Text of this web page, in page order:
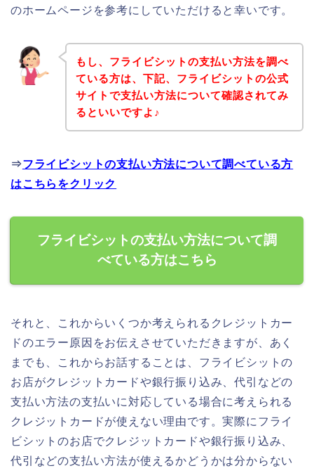
のホームページを参考にしていただけると幸いです。
もし、フライビシットの支払い方法を調べ
ている方は、下記、フライビシットの公式
サイトで支払い方法について確認されてみ
るといいですよ♪
⇒フライビシットの支払い方法について調べている方
はこちらをクリック
フライビシットの支払い方法について調
べている方はこちら
それと、これからいくつか考えられるクレジットカー
ドのエラー原因をお伝えさせていただきますが、あく
までも、これからお話することは、フライビシットの
お店がクレジットカードや銀行振り込み、代引などの
支払い方法の支払いに対応している場合に考えられる
クレジットカードが使えない理由です。実際にフライ
ビシットのお店でクレジットカードや銀行振り込み、
代引などの支払い方法が使えるかどうかは分からない